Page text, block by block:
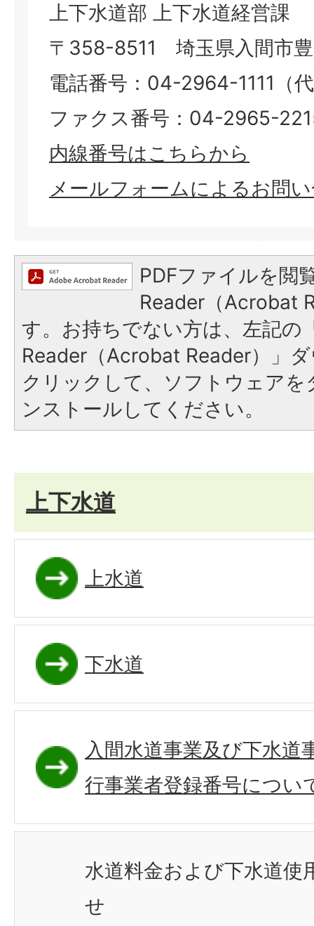
上下水道部 上下水道経営課
〒358-8511 埼玉県入間市
電話番号：04-2964-1111（
ファクス番号：04-2965-
​​​​​​​内線番号はこちらから
メールフォームによるお問
PDFファイルを閲
Reader（Acrobat
す。お持ちでない方は、左記の
Reader（Acrobat Reader）」
クリックして、ソフトウェア
ンストールしてください。
上下水道
上水道
下水道
入間水道事業及び下水道
行事業者登録番号につい
水道料金および下水道使
せ